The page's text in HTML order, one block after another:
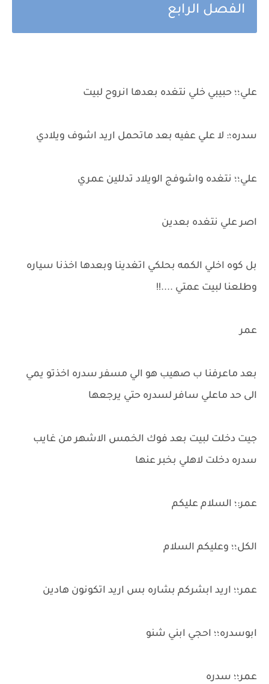
الفصل الرابع
علي؛؛ حبيبي خلي نتغده بعدها انروح لبيت
سدره؛: لا علي عفيه بعد ماتحمل اريد اشوف ويلادي
علي؛؛ نتغده واشوفج الويلاد تدللين عمري
اصر علي نتغده بعدين
بل كوه اخلي الكمه بحلكي اتغدينا وبعدها اخذنا سياره
وطلعنا لبيت عمتي ....!!
عمر
بعد ماعرفنا ب صهيب هو الي مسفر سدره اخذتو يمي
الى حد ماعلي سافر لسدره حتي يرجعها
جيت دخلت لبيت بعد فوك الخمس الاشهر من غايب
سدره دخلت لاهلي بخبر عنها
عمر:؛ السلام عليكم
الكل؛؛ وعليكم السلام
عمر؛؛ اريد ابشركم بشاره بس اريد اتكونون هادين
ابوسدره؛؛ احجي ابني شنو
عمر؛؛ سدره